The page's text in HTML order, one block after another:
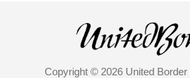
Copyright © 2026 United Border